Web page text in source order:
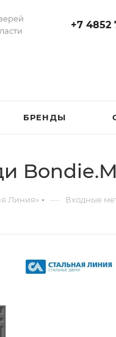
+7 4852
БРЕНДЫ
Линия» — Входные